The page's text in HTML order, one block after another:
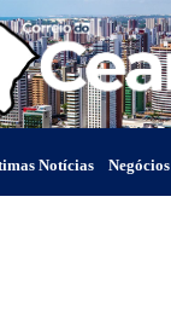
Notícias Negócios